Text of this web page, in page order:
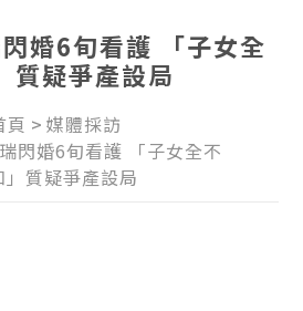
婚6旬看護 「子女全
質疑爭產設局
頁
媒體採訪
閃婚6旬看護 「子女全不
」質疑爭產設局